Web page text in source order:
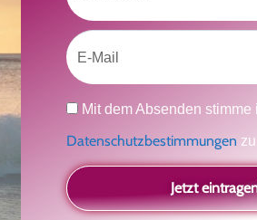
werden möchte
darum, noch mehr zu
Email
Datenschutz
Mit dem Absenden stimme
Datenschutzbestimmungen
Jetzt